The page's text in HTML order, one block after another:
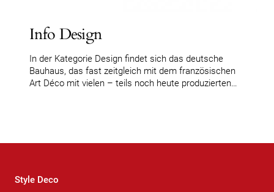
Info Design
In der Kategorie Design findet sich das deutsche
Bauhaus, das fast zeitgleich mit dem französischen
Art Déco mit vielen – teils noch heute produzierten…
Style Deco